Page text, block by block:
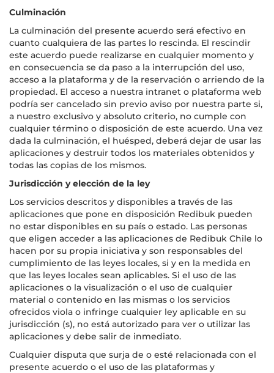
Culminación
La culminación del presente acuerdo será efectivo en
cuanto cualquiera de las partes lo rescinda. El rescindir
este acuerdo puede realizarse en cualquier momento y
en consecuencia se da paso a la interrupción del uso,
acceso a la plataforma y de la reservación o arriendo de la
propiedad. El acceso a nuestra intranet o plataforma web
podría ser cancelado sin previo aviso por nuestra parte si,
a nuestro exclusivo y absoluto criterio, no cumple con
cualquier término o disposición de este acuerdo. Una vez
dada la culminación, el huésped, deberá dejar de usar las
aplicaciones y destruir todos los materiales obtenidos y
todas las copias de los mismos.
Jurisdicción y elección de la ley
Los servicios descritos y disponibles a través de las
aplicaciones que pone en disposición Redibuk pueden
no estar disponibles en su país o estado. Las personas
que eligen acceder a las aplicaciones de Redibuk Chile lo
hacen por su propia iniciativa y son responsables del
cumplimiento de las leyes locales, si y en la medida en
que las leyes locales sean aplicables. Si el uso de las
aplicaciones o la visualización o el uso de cualquier
material o contenido en las mismas o los servicios
ofrecidos viola o infringe cualquier ley aplicable en su
jurisdicción (s), no está autorizado para ver o utilizar las
aplicaciones y debe salir de inmediato.
Cualquier disputa que surja de o esté relacionada con el
presente acuerdo o el uso de las plataformas y